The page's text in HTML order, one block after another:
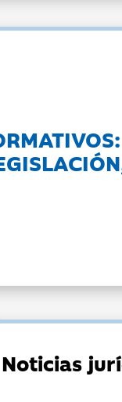
Noticias